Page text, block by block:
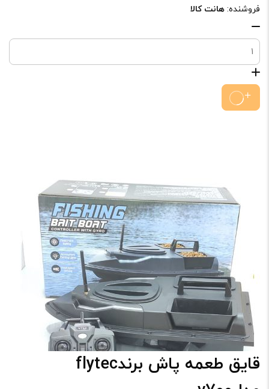
فروشنده: هانت کالا
طعمه
پاش
موشکی
عدد
قایق طعمه پاش برندflytec